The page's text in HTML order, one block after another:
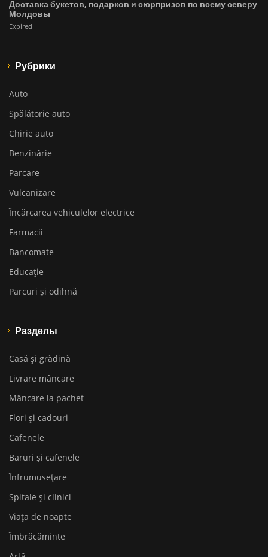
Доставка букетов, подарков и сюрпризов по всему северу
Молдовы
Expired
Рубрики
Auto
Spălătorie auto
Chirie auto
Benzinărie
Parcare
Vulcanizare
Încărcarea vehiculelor electrice
Farmacii
Bancomate
Educaţie
Parcuri și odihnă
Разделы
Casă și grădină
Livrare mâncare
Mâncare la pachet
Flori și cadouri
Cafenele
Baruri și cafenele
Înfrumusețare
Spitale și clinici
Viața de noapte
Îmbrăcăminte